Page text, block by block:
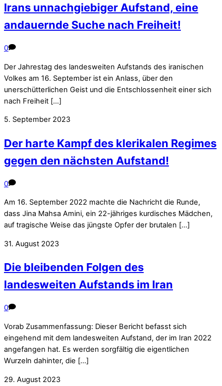
Irans unnachgiebiger Aufstand, eine
andauernde Suche nach Freiheit!
0
Der Jahrestag des landesweiten Aufstands des iranischen
Volkes am 16. September ist ein Anlass, über den
unerschütterlichen Geist und die Entschlossenheit einer sich
nach Freiheit […]
5. September 2023
Der harte Kampf des klerikalen Regimes
gegen den nächsten Aufstand!
0
Am 16. September 2022 machte die Nachricht die Runde,
dass Jina Mahsa Amini, ein 22-jähriges kurdisches Mädchen,
auf tragische Weise das jüngste Opfer der brutalen […]
31. August 2023
Die bleibenden Folgen des
landesweiten Aufstands im Iran
0
Vorab Zusammenfassung: Dieser Bericht befasst sich
eingehend mit dem landesweiten Aufstand, der im Iran 2022
angefangen hat. Es werden sorgfältig die eigentlichen
Wurzeln dahinter, die […]
29. August 2023